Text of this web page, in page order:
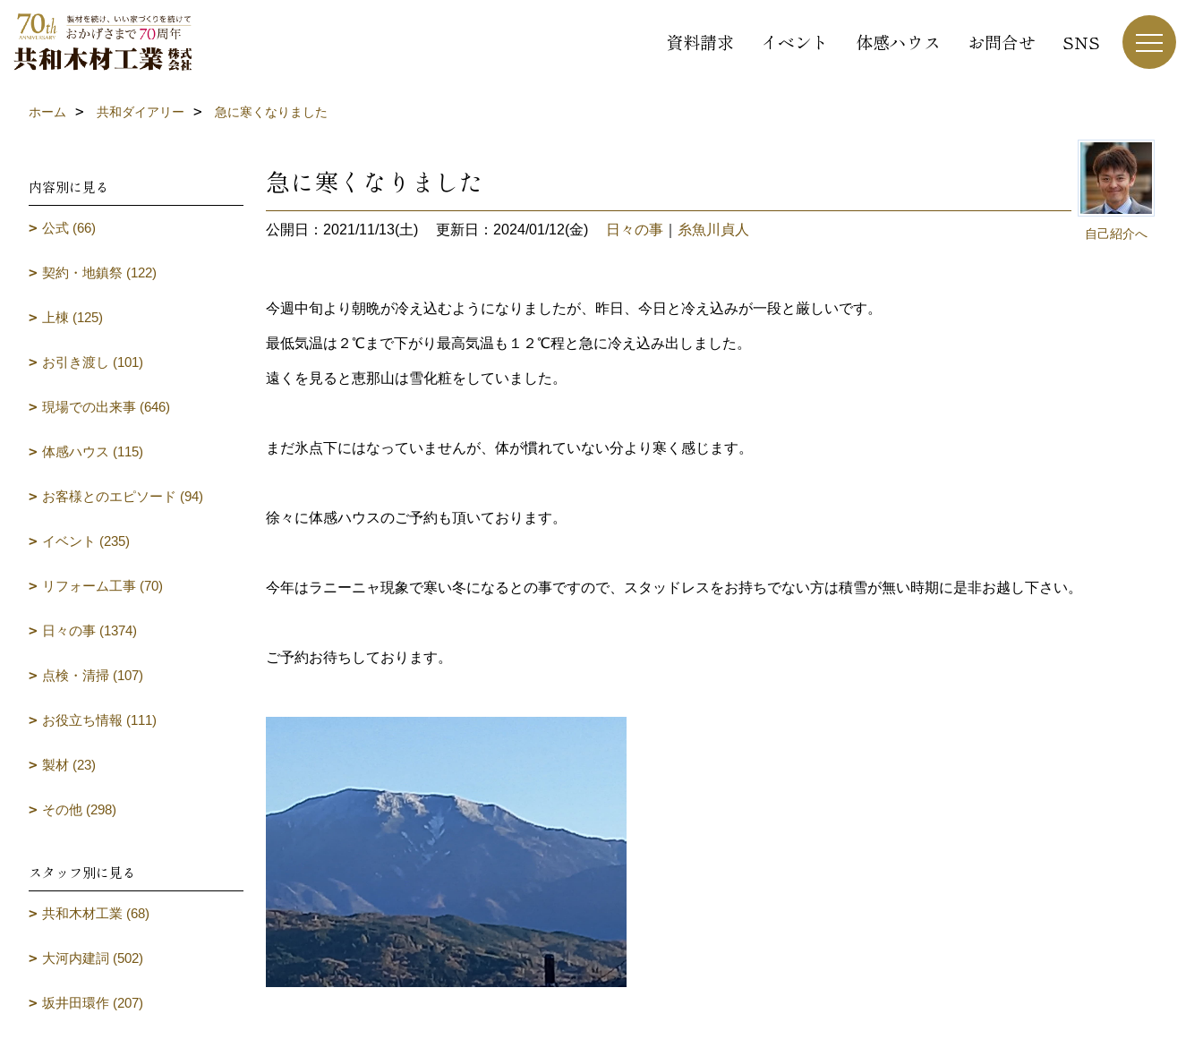
資料請求 イベント 体感ハウス お問合せ SNS
ホーム 共和ダイアリー 急に寒くなりました
自己紹介へ
急に寒くなりました
公開日：2021/11/13(土) 更新日：2024/01/12(金) 日々の事 糸魚川貞人
今週中旬より朝晩が冷え込むようになりましたが、昨日、今日と冷え込みが一段と厳しいです。
最低気温は２℃まで下がり最高気温も１２℃程と急に冷え込み出しました。
遠くを見ると恵那山は雪化粧をしていました。
まだ氷点下にはなっていませんが、体が慣れていない分より寒く感じます。
徐々に体感ハウスのご予約も頂いております。
今年はラニーニャ現象で寒い冬になるとの事ですので、スタッドレスをお持ちでない方は積雪が無い時期に是非お越し下さい。
ご予約お待ちしております。
内容別に見る
公式 (66)
契約・地鎮祭 (122)
上棟 (125)
お引き渡し (101)
現場での出来事 (646)
体感ハウス (115)
お客様とのエピソード (94)
イベント (235)
リフォーム工事 (70)
日々の事 (1374)
点検・清掃 (107)
お役立ち情報 (111)
製材 (23)
その他 (298)
スタッフ別に見る
共和木材工業 (68)
大河内建詞 (502)
坂井田環作 (207)